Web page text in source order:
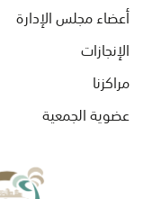
أعضاء مجلس الإدارة
الإنجازات
مراكزنا
عضوية الجمعية